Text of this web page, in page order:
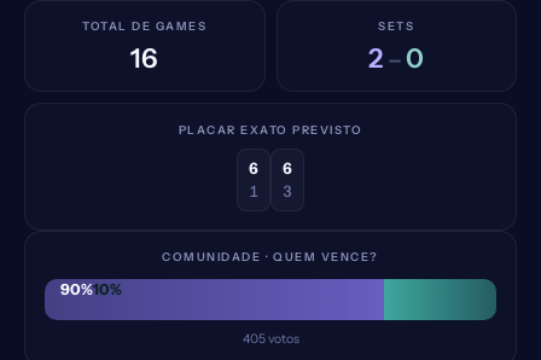
TOTAL DE GAMES
16
SETS
2 –0
PLACAR EXATO PREVISTO
6
1
6
3
COMUNIDADE · QUEM VENCE?
90%10%
405votos